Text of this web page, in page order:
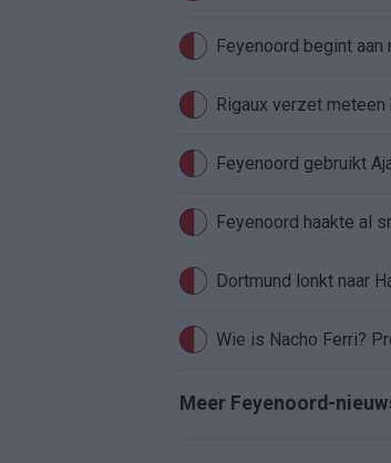
Feyenoord begint
Rigaux verzet
Feyenoord gebruikt
Feyenoord haakte al
Wie is Nacho Ferri?
Meer Feyenoord-